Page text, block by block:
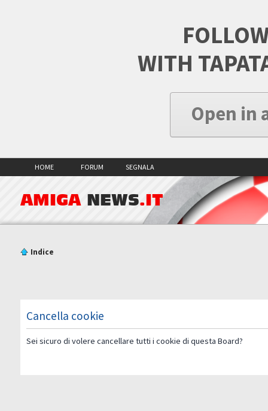
WITH
Open in
HOME FORUM SEGNALA
AMIGA NEWS.IT
Indice
Cancella cookie
Sei sicuro di volere cancellare tutti i cookie di questa Board?